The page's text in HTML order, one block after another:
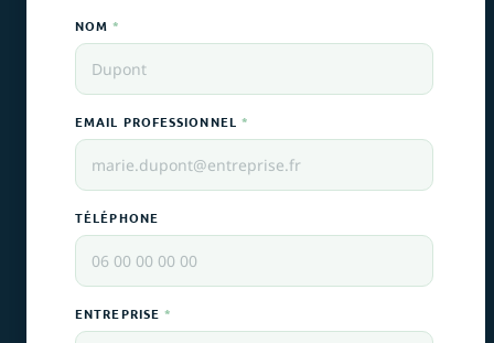
NOM*
EMAIL PROFESSIONNEL *
TÉLÉPHONE
ENTREPRISE*